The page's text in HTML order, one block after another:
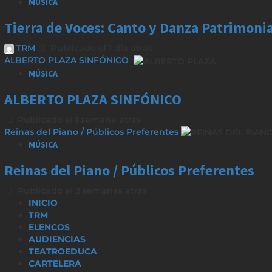
Tierra de Voces: Canto y Danza
TRM
ALBERTO PLAZA SINFÓNICO
MÚSICA
ALBERTO PLAZA SINFÓNICO
Reinas del Piano / Públicos Preferentes
MÚSICA
Reinas del Piano / Públicos Preferentes
INICIO
TRM
ELENCOS
AUDIENCIAS
TEATROEDUCA
CARTELERA